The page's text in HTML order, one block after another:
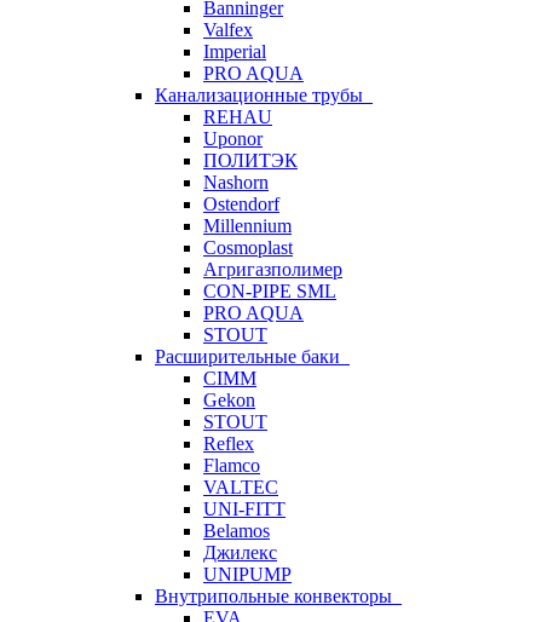
Banninger
Valfex
Imperial
PRO AQUA
Канализационные трубы
REHAU
Uponor
ПОЛИТЭК
Nashorn
Ostendorf
Millennium
Cosmoplast
Агригазполимер
CON-PIPE SML
PRO AQUA
STOUT
Расширительные баки
CIMM
Gekon
STOUT
Reflex
Flamco
VALTEC
UNI-FITT
Belamos
Джилекс
UNIPUMP
Внутрипольные конвекторы
EVA